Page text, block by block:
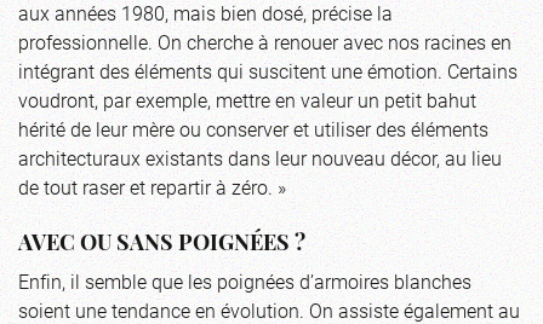
aux années 1980, mais bien dosé, précise la
professionnelle. On cherche à renouer avec nos racines en
intégrant des éléments qui suscitent une émotion. Certains
voudront, par exemple, mettre en valeur un petit bahut
hérité de leur mère ou conserver et utiliser des éléments
architecturaux existants dans leur nouveau décor, au lieu
de tout raser et repartir à zéro. »
AVEC OU SANS POIGNÉES ?
Enfin, il semble que les poignées d’armoires blanches
soient une tendance en évolution. On assiste également au